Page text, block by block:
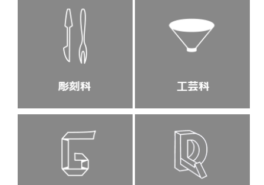
【重要】熊本地震により被災された皆様へ（受講キャンセル・全額返金の
ご案内）(2026/7/30)
基礎科_夏季講習１期優秀作品第二弾